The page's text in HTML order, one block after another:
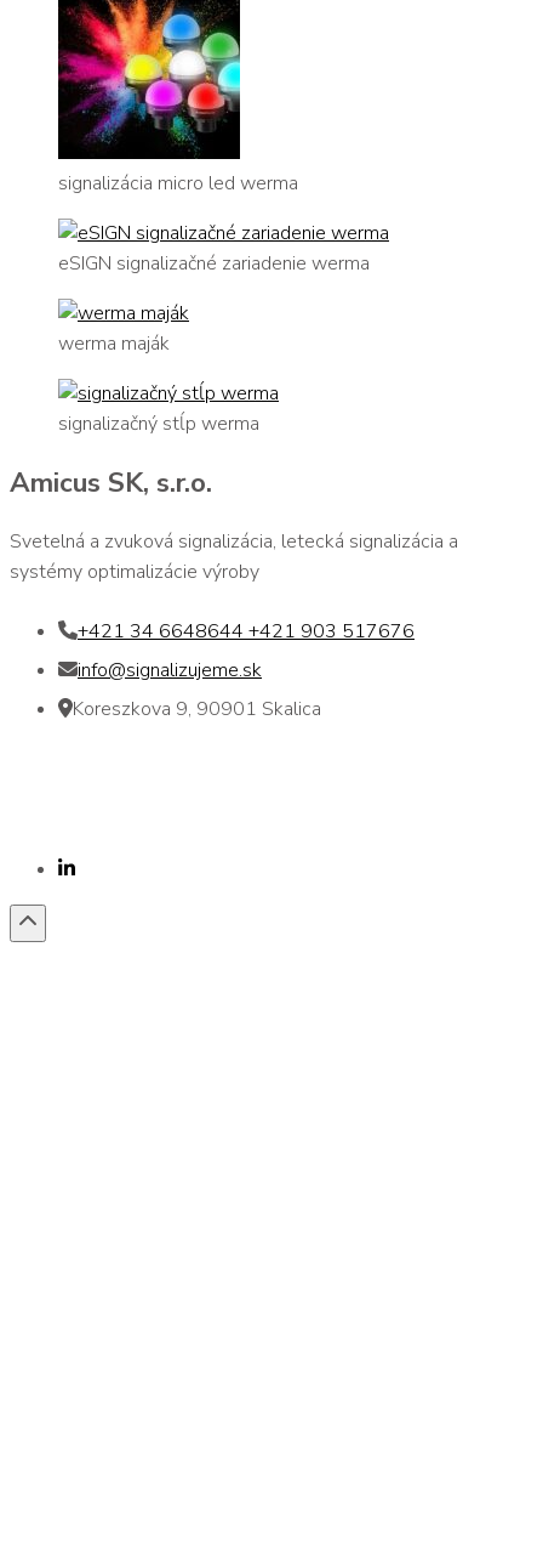
signalizácia micro led werma
eSIGN signalizačné zariadenie werma
werma maják
signalizačný stĺp werma
Amicus SK, s.r.o.
Svetelná a zvuková signalizácia, letecká signalizácia a
systémy optimalizácie výroby
+421 34 6648644 +421 903 517676
info@signalizujeme.sk
Koreszkova 9, 90901 Skalica